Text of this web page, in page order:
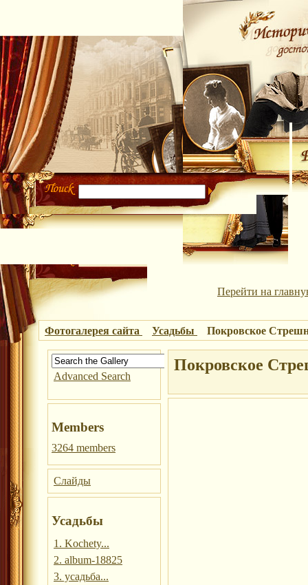
Перейти на
Фотогалерея сайта Усадьбы Покровское
Advanced Search
Members
3264 members
Слайды
Усадьбы
1. Kochety...
2. album-18825
3. усадьба...
Покровское